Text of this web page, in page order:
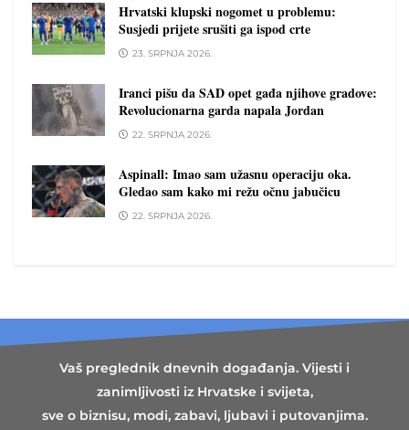
Hrvatski klupski nogomet u problemu:
Susjedi prijete srušiti ga ispod crte
23. SRPNJA 2026.
Iranci pišu da SAD opet gađa njihove gradove:
Revolucionarna garda napala Jordan
22. SRPNJA 2026.
Aspinall: Imao sam užasnu operaciju oka.
Gledao sam kako mi režu očnu jabučicu
22. SRPNJA 2026.
Vaš preglednik dnevnih događanja. Vijesti i
zanimljivosti iz Hrvatske i svijeta,
sve o biznisu, modi, zabavi, ljubavi i putovanjima.